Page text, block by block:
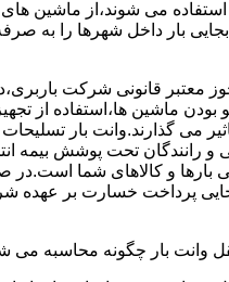
می شوند،از ماشین
بار داخل شهرها را به
معتبر قانونی شرکت
بودن ماشین ها،استفاده از
می گذارند.وانت بار تسلیحات
و رانندگان تحت پوشش بیمه
بارها و کالاهای شما
پرداخت خسارت بر عهده
وانت بار چگونه محاسبه می